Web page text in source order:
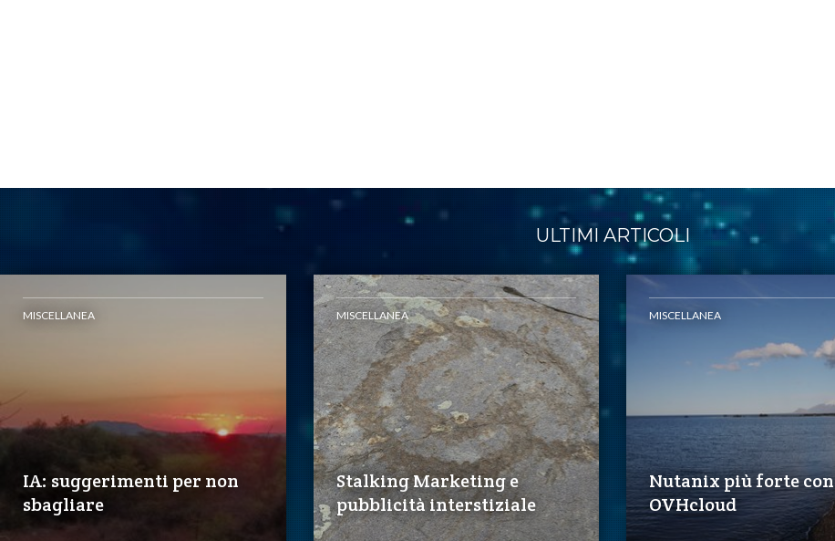
ULTIMI ARTICOLI
MISCELLANEA
IA: suggerimenti per non
sbagliare
MISCELLANEA
Stalking Marketing e
pubblicità interstiziale
MISCELLANEA
Nutanix più forte con
OVHcloud